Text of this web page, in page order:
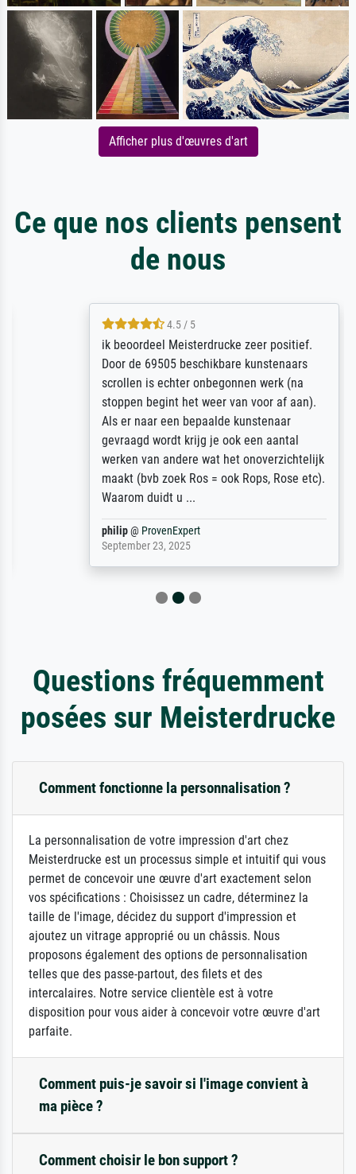
Afficher plus d'œuvres d'art
Ce que nos clients pensent
de nous
4.5 / 5
ik beoordeel Meisterdrucke zeer positief.
Door de 69505 beschikbare kunstenaars
scrollen is echter onbegonnen werk (na
stoppen begint het weer van voor af aan).
Als er naar een bepaalde kunstenaar
gevraagd wordt krijg je ook een aantal
werken van andere wat het onoverzichtelijk
maakt (bvb zoek Ros = ook Rops, Rose etc).
Waarom duidt u ...
@ProvenExpert
September 23, 2025
Questions fréquemment
posées sur Meisterdrucke
Comment fonctionne la personnalisation ?
La personnalisation de votre impression d'art chez
Meisterdrucke est un processus simple et intuitif qui vous
permet de concevoir une œuvre d'art exactement selon
vos spécifications : Choisissez un cadre, déterminez la
taille de l'image, décidez du support d'impression et
ajoutez un vitrage approprié ou un châssis. Nous
proposons également des options de personnalisation
telles que des passe-partout, des filets et des
intercalaires. Notre service clientèle est à votre
disposition pour vous aider à concevoir votre œuvre d'art
parfaite.
Comment puis-je savoir si l'image convient à
ma pièce ?
Comment choisir le bon support ?